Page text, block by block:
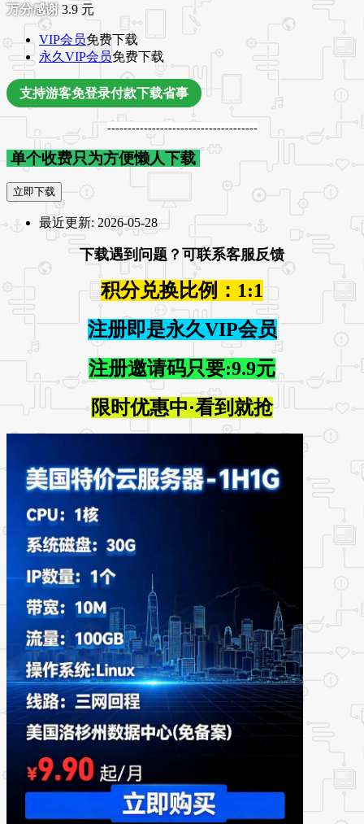
3.9元
VIP会员免费下载
永久VIP会员免费下载
支持游客免登录付款下载省事
-------------------------------------
单个收费只为方便懒人下载
立即下载
最近更新: 2026-05-28
下载遇到问题？可联系客服反馈
积分兑换比例：1:1
注册即是永久VIP会员
注册邀请码只要:9.9元
限时优惠中·看到就抢